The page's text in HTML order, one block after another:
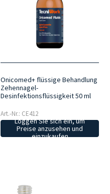
Onicomed+ flüssige Behandlung
Zehennagel-
Desinfektionsflüssigkeit 50 ml
Art.-Nr.: CE412
Loggen Sie sich ein, um
Preise anzusehen und
einzukaufen